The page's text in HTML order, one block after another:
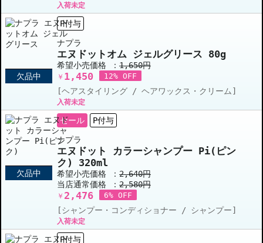
入荷未定
欠品中
P付与
ナプラ
エヌドットオム ジェルグリース 80g
希望小売価格 ： 1,650円
￥ 1,450 12% OFF
[ヘアスタイリング / ヘアワックス・クリーム]
入荷未定
欠品中
セール P付与
ナプラ
エヌドット カラーシャンプー Pi(ピン
ク) 320ml
希望小売価格 ： 2,640円
当店通常価格 ： 2,580円
￥ 2,476 6% OFF
[シャンプー・コンディショナー / シャンプー]
入荷未定
P付与